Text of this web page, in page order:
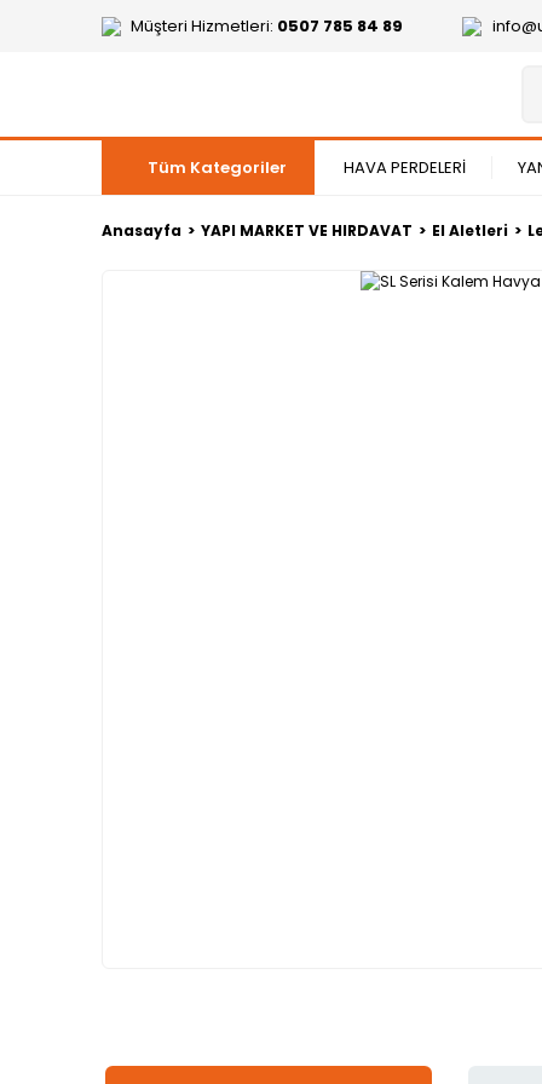
Müşteri Hizmetleri: 0507 785 84 89
Tüm Kategoriler HAVA PERDELERİ
Anasayfa YAPI MARKET VE HIRDAVAT El Aletleri